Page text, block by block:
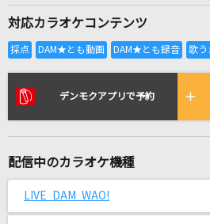
全国りれき
リアルタイムで歌われて
あの子コンプレックス
[生音]SWEET 19 BLUES
[生音]今、僕、アンダーグラ
対応カラオケコンテンツ
デンモクアプリで予約
配信中のカラオケ機種
LIVE DAM WAO!